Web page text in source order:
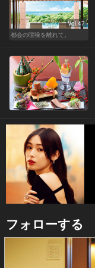
Vol.47
都会の喧噪を離れて。
フォローする